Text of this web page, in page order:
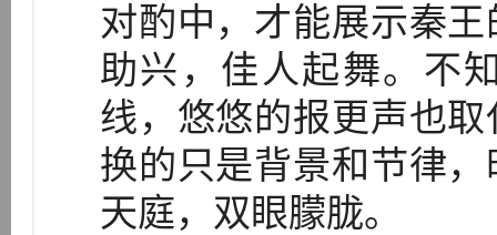
对酌中，才能展示秦
助兴，佳人起舞。不
线，悠悠的报更声也
换的只是背景和节律
天庭，双眼朦胧。